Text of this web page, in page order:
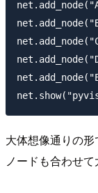
大体想像通りの
ノードも合わせて